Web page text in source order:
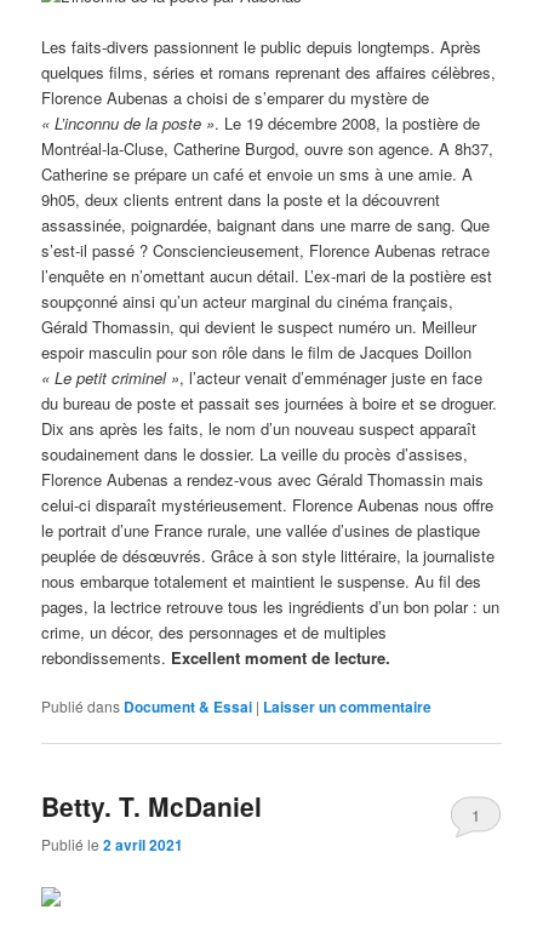
Les faits-divers passionnent le public depuis longtemps. Après
quelques films, séries et romans reprenant des affaires célèbres,
Florence Aubenas a choisi de s’emparer du mystère de
« L’inconnu de la poste ». Le 19 décembre 2008, la postière de
Montréal-la-Cluse, Catherine Burgod, ouvre son agence. A 8h37,
Catherine se prépare un café et envoie un sms à une amie. A
9h05, deux clients entrent dans la poste et la découvrent
assassinée, poignardée, baignant dans une marre de sang. Que
s’est-il passé ? Consciencieusement, Florence Aubenas retrace
l’enquête en n’omettant aucun détail. L’ex-mari de la postière est
soupçonné ainsi qu’un acteur marginal du cinéma français,
Gérald Thomassin, qui devient le suspect numéro un. Meilleur
espoir masculin pour son rôle dans le film de Jacques Doillon
« Le petit criminel », l’acteur venait d’emménager juste en face
du bureau de poste et passait ses journées à boire et se droguer.
Dix ans après les faits, le nom d’un nouveau suspect apparaît
soudainement dans le dossier. La veille du procès d’assises,
Florence Aubenas a rendez-vous avec Gérald Thomassin mais
celui-ci disparaît mystérieusement. Florence Aubenas nous offre
le portrait d’une France rurale, une vallée d’usines de plastique
peuplée de désœuvrés. Grâce à son style littéraire, la journaliste
nous embarque totalement et maintient le suspense. Au fil des
pages, la lectrice retrouve tous les ingrédients d’un bon polar : un
crime, un décor, des personnages et de multiples
rebondissements. Excellent moment de lecture.
Publié dans Document & Essai | Laisser un commentaire
Betty. T. McDaniel
Publié le2 avril 2021
1